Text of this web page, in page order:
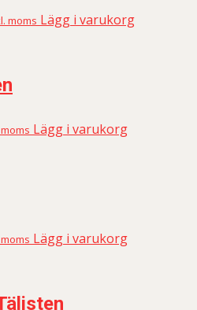
moms Lägg i varukorg
Lägg i varukorg
Lägg i varukorg